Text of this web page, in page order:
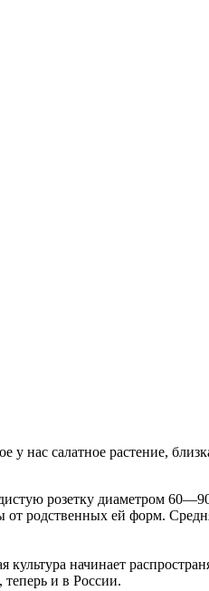
нас салатное растение,
розетку диаметром
родственных ей форм.
начинает
и в России.